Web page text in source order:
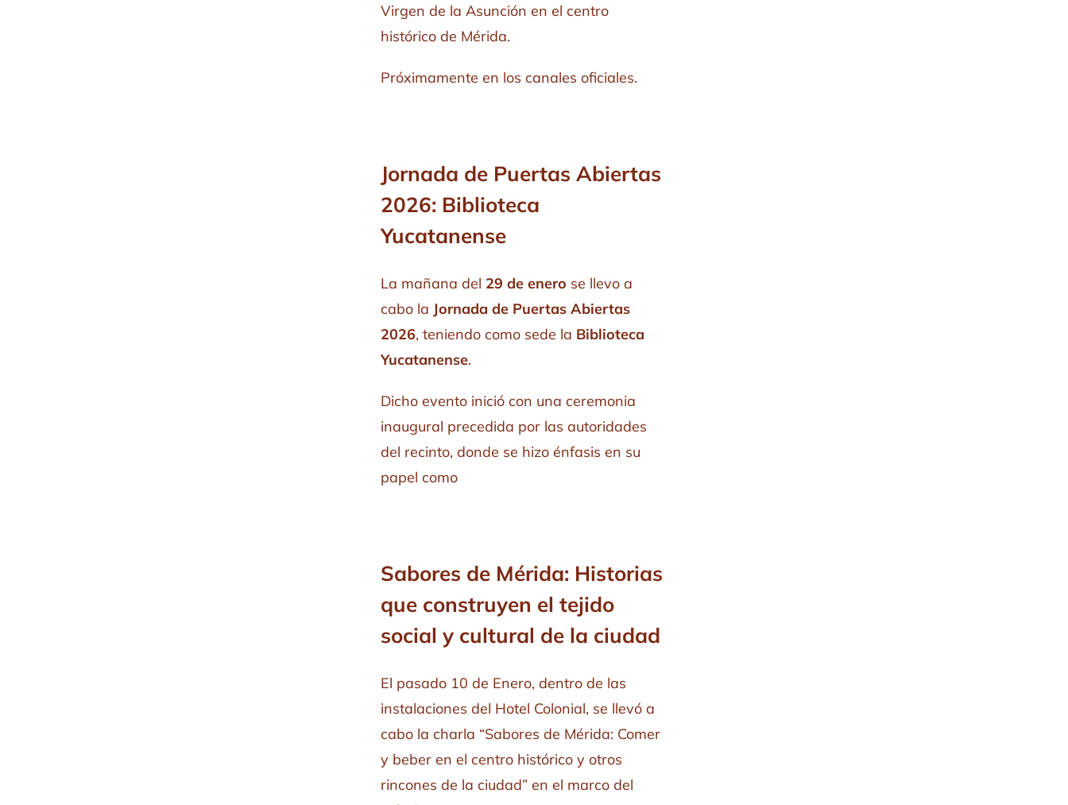
Virgen de la Asunción en el centro
histórico de Mérida.
Próximamente en los canales oficiales.
Jornada de Puertas Abiertas
2026: Biblioteca
Yucatanense
La mañana del 29 de enero se llevo a
cabo la Jornada de Puertas Abiertas
2026, teniendo como sede la Biblioteca
Yucatanense.
Dicho evento inició con una ceremonia
inaugural precedida por las autoridades
del recinto, donde se hizo énfasis en su
papel como
Sabores de Mérida: Historias
que construyen el tejido
social y cultural de la ciudad
El pasado 10 de Enero, dentro de las
instalaciones del Hotel Colonial, se llevó a
cabo la charla “Sabores de Mérida: Comer
y beber en el centro histórico y otros
rincones de la ciudad” en el marco del